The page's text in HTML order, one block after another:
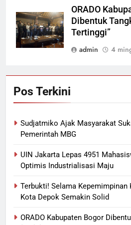
ORADO
Dibentuk
Tertinggi”
admin
4
Pos Terkini
Sudjatmiko Ajak Masyarakat
Pemerintah MBG
UIN Jakarta Lepas 4951
Optimis Industrialisasi Maju
Terbukti! Selama Kepemimpinan
Kota Depok Semakin Solid
ORADO Kabupaten Bogor